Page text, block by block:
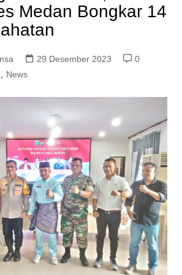
Medan Bongkar 14
29 Desember 2023
0
News